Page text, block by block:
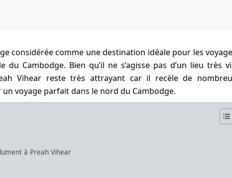
considérée comme une destination idéale pour les
Cambodge. Bien qu’il ne s’agisse pas d’un lieu très
Vihear reste très attrayant car il recèle de
voyage parfait dans le nord du Cambodge.
à Preah Vihear